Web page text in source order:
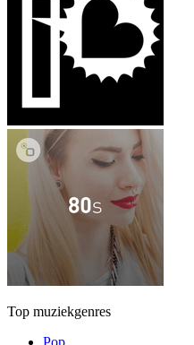
Top muziekgenres